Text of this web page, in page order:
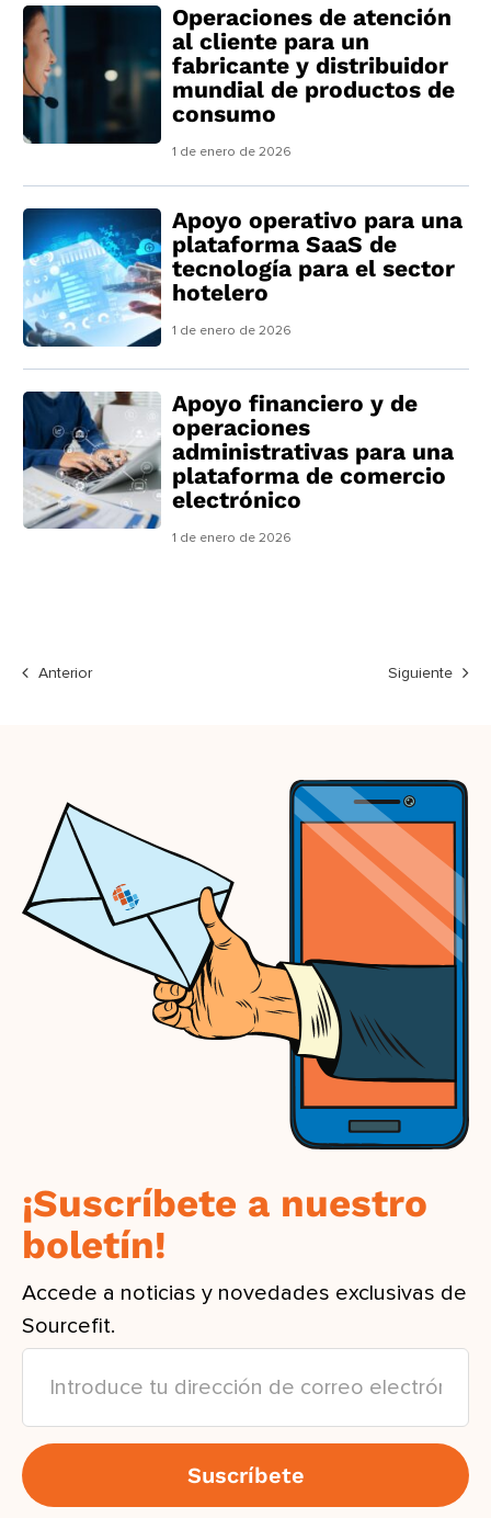
Operaciones de atención
al cliente para un
fabricante y distribuidor
mundial de productos de
consumo
1 de enero de 2026
Apoyo operativo para una
plataforma SaaS de
tecnología para el sector
hotelero
1 de enero de 2026
Apoyo financiero y de
operaciones
administrativas para una
plataforma de comercio
electrónico
1 de enero de 2026
Anterior Siguiente
¡Suscríbete a nuestro
boletín!
Accede a noticias y novedades exclusivas de
Sourcefit.